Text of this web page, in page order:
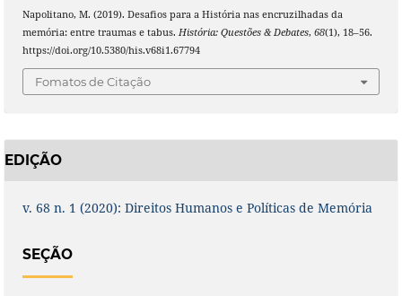
Napolitano, M. (2019). Desafios para a História nas encruzilhadas da
memória: entre traumas e tabus. História: Questões & Debates, 68(1), 18–56.
https://doi.org/10.5380/his.v68i1.67794
Fomatos de Citação
EDIÇÃO
v. 68 n. 1 (2020): Direitos Humanos e Políticas de Memória
SEÇÃO